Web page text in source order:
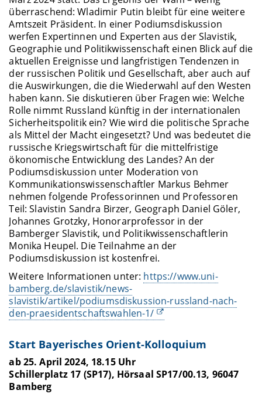
überraschend: Wladimir Putin bleibt für eine weitere
Amtszeit Präsident. In einer Podiumsdiskussion
werfen Expertinnen und Experten aus der Slavistik,
Geographie und Politikwissenschaft einen Blick auf die
aktuellen Ereignisse und langfristigen Tendenzen in
der russischen Politik und Gesellschaft, aber auch auf
die Auswirkungen, die die Wiederwahl auf den Westen
haben kann. Sie diskutieren über Fragen wie: Welche
Rolle nimmt Russland künftig in der internationalen
Sicherheitspolitik ein? Wie wird die politische Sprache
als Mittel der Macht eingesetzt? Und was bedeutet die
russische Kriegswirtschaft für die mittelfristige
ökonomische Entwicklung des Landes? An der
Podiumsdiskussion unter Moderation von
Kommunikationswissenschaftler Markus Behmer
nehmen folgende Professorinnen und Professoren
Teil: Slavistin Sandra Birzer, Geograph Daniel Göler,
Johannes Grotzky, Honorarprofessor in der
Bamberger Slavistik, und Politikwissenschaftlerin
Monika Heupel. Die Teilnahme an der
Podiumsdiskussion ist kostenfrei.
Weitere Informationen unter: https://www.uni-
bamberg.de/slavistik/news-
slavistik/artikel/podiumsdiskussion-russland-nach-
den-praesidentschaftswahlen-1/
Start Bayerisches Orient-Kolloquium
ab 25. April 2024, 18.15 Uhr
Schillerplatz 17 (SP17), Hörsaal SP17/00.13, 96047
Bamberg